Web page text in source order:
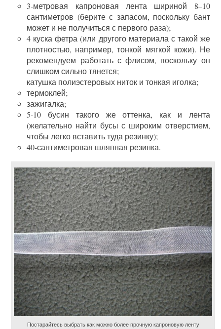
3-метровая капроновая лента шириной 8–10
сантиметров (берите с запасом, поскольку бант
может и не получиться с первого раза);
4 куска фетра (или другого материала с такой же
плотностью, например, тонкой мягкой кожи). Не
рекомендуем работать с флисом, поскольку он
слишком сильно тянется;
катушка полиэстеровых ниток и тонкая иголка;
термоклей;
зажигалка;
5-10 бусин такого же оттенка, как и лента
(желательно найти бусы с широким отверстием,
чтобы легко вставить туда резинку);
40-сантиметровая шляпная резинка.
Постарайтесь выбрать как можно более прочную капроновую ленту